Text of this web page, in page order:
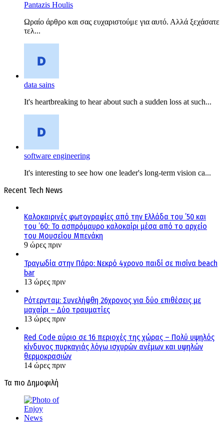
Pantazis Houlis
Ωραίο άρθρο και σας ευχαριστούμε για αυτό. Αλλά ξεχάσατε
τελ...
data sains
It's heartbreaking to hear about such a sudden loss at such...
software engineering
It's interesting to see how one leader's long-term vision ca...
Recent Tech News
Καλοκαιρινές φωτογραφίες από την Ελλάδα του ’50 και
του ’60: Το ασπρόμαυρο καλοκαίρι μέσα από το αρχείο
του Μουσείου Μπενάκη
9 ώρες πριν
Τραγωδία στην Πάρο: Νεκρό 4χρονο παιδί σε πισίνα beach
bar
13 ώρες πριν
Ρότερνταμ: Συνελήφθη 26χρονος για δύο επιθέσεις με
μαχαίρι – Δύο τραυματίες
13 ώρες πριν
Red Code αύριο σε 16 περιοχές της χώρας – Πολύ υψηλός
κίνδυνος πυρκαγιάς λόγω ισχυρών ανέμων και υψηλών
θερμοκρασιών
14 ώρες πριν
Τα πιο Δημοφιλή